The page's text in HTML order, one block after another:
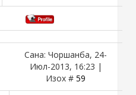
Сана: Чоршанба, 24-
Июл-2013, 16:23 |
Изох # 59